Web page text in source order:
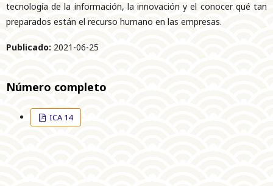
tecnología de la información, la innovación y el conocer qué tan
preparados están el recurso humano en las empresas.
Publicado: 2021-06-25
Número completo
ICA 14